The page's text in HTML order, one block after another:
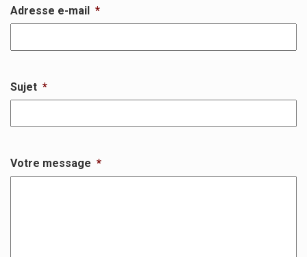
Adresse e-mail *
Sujet *
Votre message *